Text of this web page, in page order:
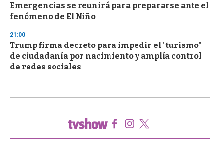
Emergencias se reunirá para prepararse ante el
fenómeno de El Niño
21:00
Trump firma decreto para impedir el "turismo"
de ciudadanía por nacimiento y amplía control
de redes sociales